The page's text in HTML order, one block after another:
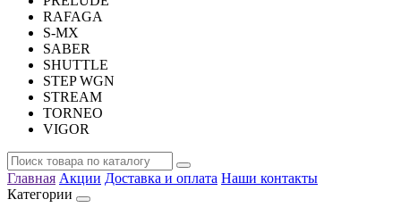
RAFAGA
S-MX
SABER
SHUTTLE
STEP WGN
STREAM
TORNEO
VIGOR
Главная Акции Доставка и оплата Наши контакты
Категории